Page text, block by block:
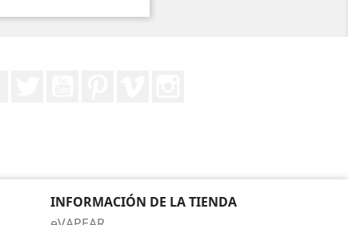
INFORMACIÓN DE LA TIENDA